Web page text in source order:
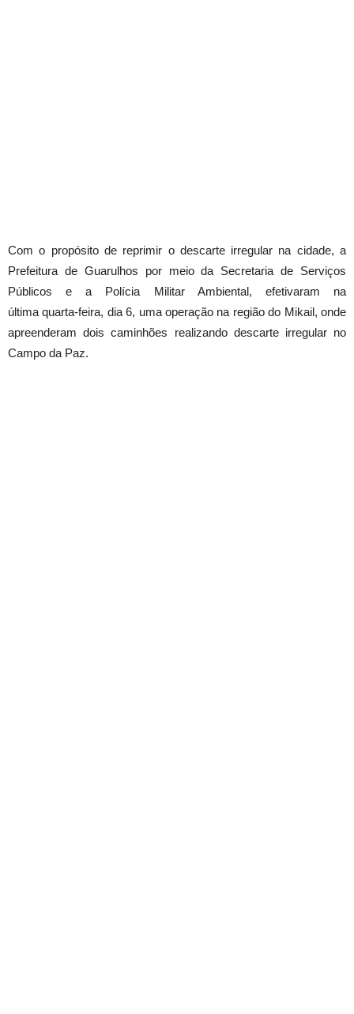
Com o propósito de reprimir o descarte irregular na cidade, a
Prefeitura de Guarulhos por meio da Secretaria de Serviços
Públicos e a Polícia Militar Ambiental, efetivaram na
últimaquarta-feira, dia 6, uma operação na região do Mikail, onde
apreenderam dois caminhões realizando descarte irregular no
Campo da Paz.